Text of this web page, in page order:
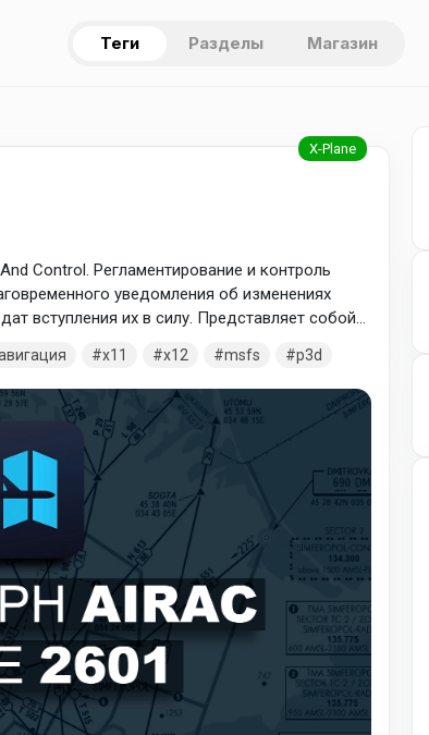
Теги Разделы Магазин
Control. Регламентирование и контроль
уведомления об изменениях
вступления их в силу. Представляет собой
с этим графиком, аэронавигационная
образом, в каждом году 13
x11 x12 msfs p3d